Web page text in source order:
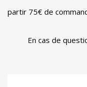
partir 75€ de
En cas de